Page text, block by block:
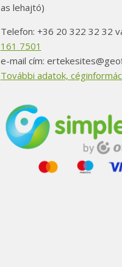
as lehajtó)
Telefon: +36 20 322 32 32
161 7501
e-mail cím:
További adatok,